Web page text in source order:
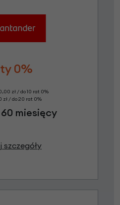
0%
zł / do 10 rat 0%
zł / do 20 rat 0%
miesięcy
szczegóły